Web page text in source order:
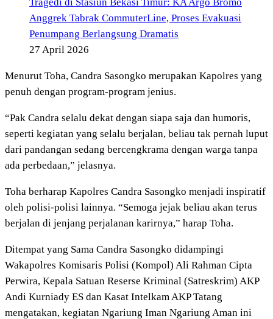
Anggrek Tabrak CommuterLine, Proses Evakuasi
Penumpang Berlangsung Dramatis
27 April 2026
Menurut Toha, Candra Sasongko merupakan Kapolres yang
penuh dengan program-program jenius.
“Pak Candra selalu dekat dengan siapa saja dan humoris,
seperti kegiatan yang selalu berjalan, beliau tak pernah luput
dari pandangan sedang bercengkrama dengan warga tanpa
ada perbedaan,” jelasnya.
Toha berharap Kapolres Candra Sasongko menjadi inspiratif
oleh polisi-polisi lainnya. “Semoga jejak beliau akan terus
berjalan di jenjang perjalanan karirnya,” harap Toha.
Ditempat yang Sama Candra Sasongko didampingi
Wakapolres Komisaris Polisi (Kompol) Ali Rahman Cipta
Perwira, Kepala Satuan Reserse Kriminal (Satreskrim) AKP
Andi Kurniady ES dan Kasat Intelkam AKP Tatang
mengatakan, kegiatan Ngariung Iman Ngariung Aman ini